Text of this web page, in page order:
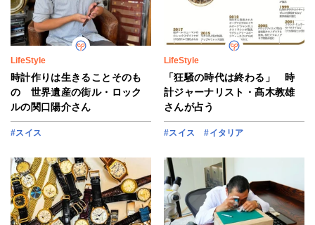
LifeStyle
時計作りは生きることそのも
の 世界遺産の街ル・ロック
ルの関口陽介さん
#スイス
LifeStyle
「狂騒の時代は終わる」 時
計ジャーナリスト・髙木教雄
さんが占う
#スイス #イタリア